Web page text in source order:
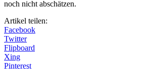
noch nicht abschätzen.
Artikel teilen:
Facebook
Twitter
Flipboard
Xing
Pinterest